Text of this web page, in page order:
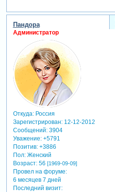
Пандора
Администратор
Откуда:Россия
Зарегистрирован: 12-12-2012
Сообщений:3904
Уважение: +5791
Позитив: +3886
Пол:Женский
Возраст:56 [1969-09-09]
Провел на форуме:
6 месяцев 7 дней
Последний визит: